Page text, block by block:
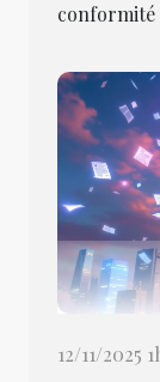
conformité
12/11/2025